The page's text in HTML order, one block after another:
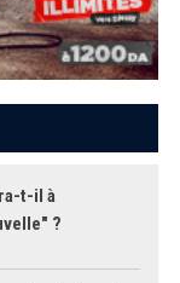
t-il à
?